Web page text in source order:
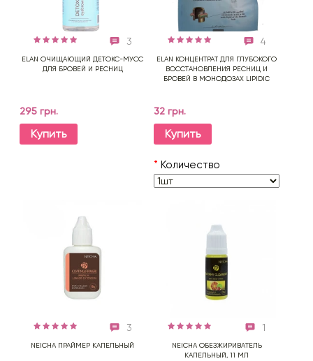
3
ELAN ОЧИЩАЮЩИЙ ДЕТОКС-МУСС
ДЛЯ БРОВЕЙ И РЕСНИЦ
295 грн.
Купить
4
ELAN КОНЦЕНТРАТ ДЛЯ ГЛУБОКОГО
ВОССТАНОВЛЕНИЯ РЕСНИЦ И
БРОВЕЙ В МОНОДОЗАХ LIPIDIC
32 грн.
Купить
* Количество
3
NEICHA ПРАЙМЕР КАПЕЛЬНЫЙ
1
NEICHA ОБЕЗЖИРИВАТЕЛЬ
КАПЕЛЬНЫЙ, 11 МЛ